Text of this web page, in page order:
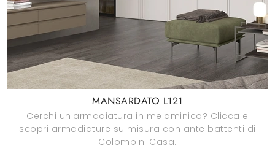
MANSARDATO L121
Cerchi un'armadiatura in melaminico? Clicca e
scopri armadiature su misura con ante battenti di
Colombini Casa.